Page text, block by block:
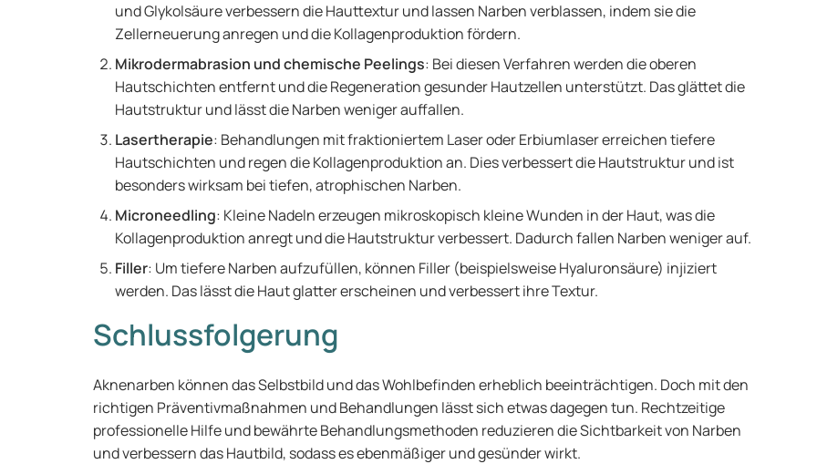
und Glykolsäure verbessern die Hauttextur und lassen Narben verblassen, indem sie die
Zellerneuerung anregen und die Kollagenproduktion fördern.
Mikrodermabrasion und chemische Peelings: Bei diesen Verfahren werden die oberen
Hautschichten entfernt und die Regeneration gesunder Hautzellen unterstützt. Das glättet die
Hautstruktur und lässt die Narben weniger auffallen.
Lasertherapie: Behandlungen mit fraktioniertem Laser oder Erbiumlaser erreichen tiefere
Hautschichten und regen die Kollagenproduktion an. Dies verbessert die Hautstruktur und ist
besonders wirksam bei tiefen, atrophischen Narben.
Microneedling: Kleine Nadeln erzeugen mikroskopisch kleine Wunden in der Haut, was die
Kollagenproduktion anregt und die Hautstruktur verbessert. Dadurch fallen Narben weniger auf.
Filler: Um tiefere Narben aufzufüllen, können Filler (beispielsweise Hyaluronsäure) injiziert
werden. Das lässt die Haut glatter erscheinen und verbessert ihre Textur.
Schlussfolgerung
Aknenarben können das Selbstbild und das Wohlbefinden erheblich beeinträchtigen. Doch mit den
richtigen Präventivmaßnahmen und Behandlungen lässt sich etwas dagegen tun. Rechtzeitige
professionelle Hilfe und bewährte Behandlungsmethoden reduzieren die Sichtbarkeit von Narben
und verbessern das Hautbild, sodass es ebenmäßiger und gesünder wirkt.